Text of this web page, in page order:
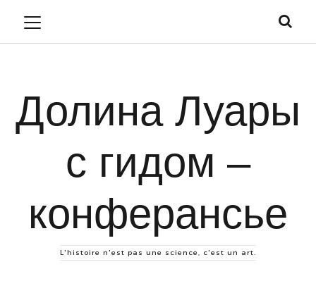
Долина Луары
с гидом –
конферансье
L'histoire n'est pas une science, c'est un art.